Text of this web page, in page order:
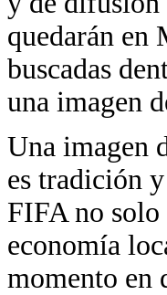
quedarán en
buscadas
una imagen
Una imagen
es tradición
FIFA no solo
economía
momento en